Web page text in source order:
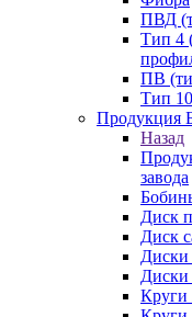
ПВД
Тип 4
ПВ
Тип
Продукция
Назад
завода
Диск
Диск
Диски
Круги